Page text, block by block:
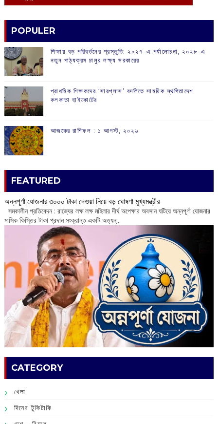
POPULER
শিক্ষায় বড় পরিবর্তনের প্রস্তুতি: ২০২৭-এ পর্যালোচনা, ২০২৮-এ
নতুন পাঠ্যক্রম চালুর লক্ষ্য সরকারের
প্রাথমিক শিক্ষকদের ‘সারপ্লাস’ বদলিতে সাময়িক স্থগিতাদেশ
কলকাতা হাইকোর্টের
আজকের রাশিফল :‌ ‌‌১ আগস্ট, ২০২৬
FEATURED
অন্নপূর্ণা যোজনার ৩০০০ টাকা দেওয়া নিয়ে বড় ঘোষণা মুখ্যমন্ত্রীর
সমকালীন প্রতিবেদন : রাজ্যের লক্ষ লক্ষ মহিলার দীর্ঘ অপেক্ষার অবসান ঘটিয়ে অন্নপূর্ণা যোজনার
মাসিক কিস্তির টাকা প্রদান সংক্রান্ত একটি অত্যন্...
CATEGORY
খেলা
দিনের টুকিটাকি